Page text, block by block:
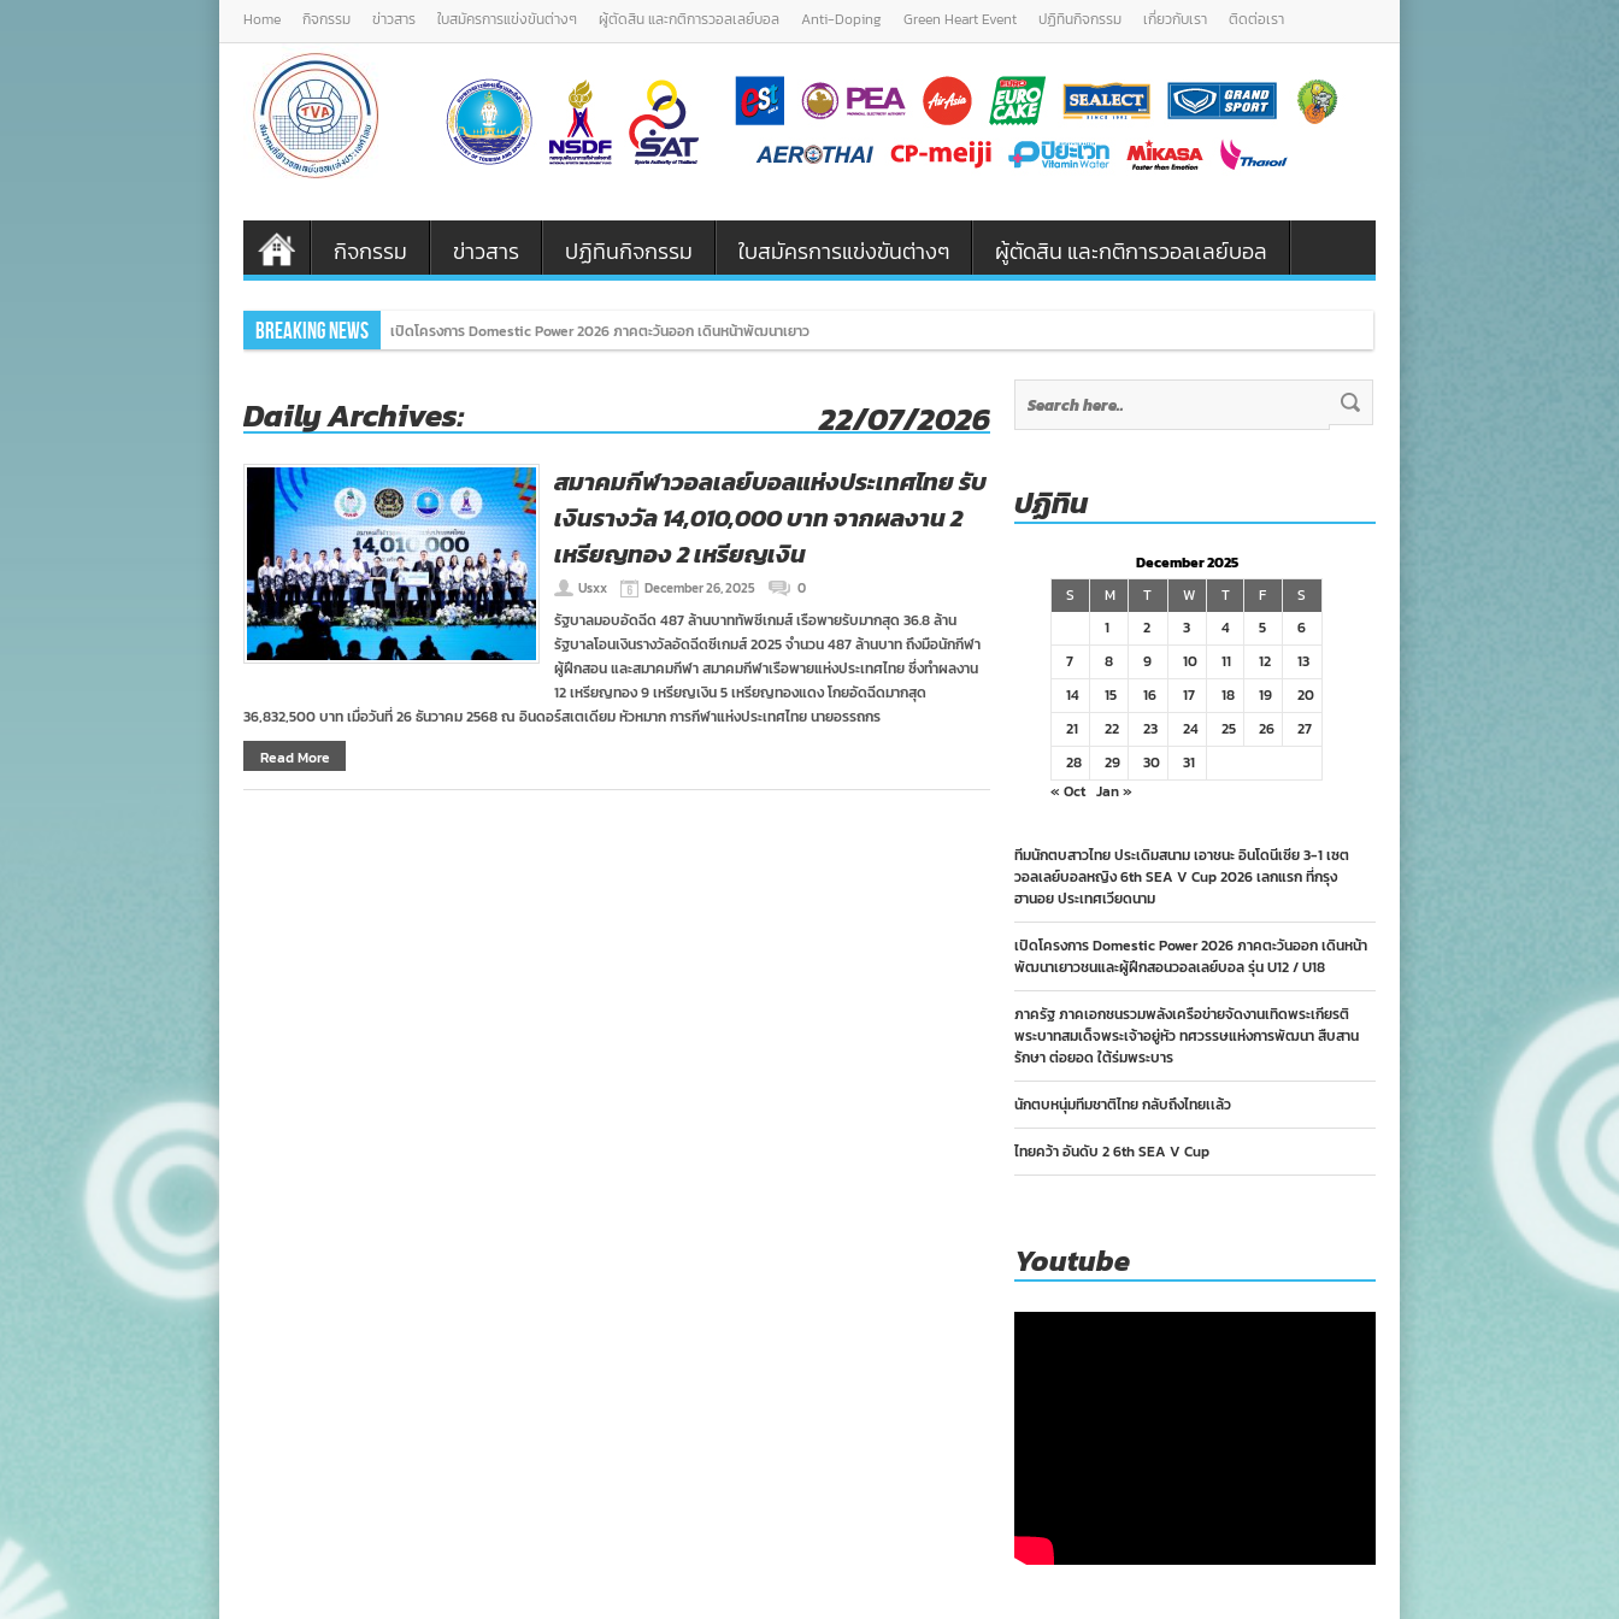
Home กิจกรรม ข่าวสาร ใบสมัครการแข่งขันต่างๆ ผู้ตัดสิน และกติการวอลเลย์บอล Anti-Doping Green Heart Event ปฏิทินกิจกรรม เกี่ยวกับเรา ติดต่อเรา
กิจกรรม ข่าวสาร ปฏิทินกิจกรรม ใบสมัครการแข่งขันต่างๆ ผู้ตัดสิน และกติการวอลเลย์บอล
Breaking News เปิดโครงการ Domestic Power 2026 ภาคตะวันออก เดินหน้าพัฒนาเยาวชนและผู้ฝึกสอนวอลเลย์บอล รุ่น U
Daily Archives: 22/07/2026
สมาคมกีฬาวอลเลย์บอลแห่งประเทศไทย รับ
เงินรางวัล 14,010,000 บาท จากผลงาน 2
เหรียญทอง 2 เหรียญเงิน
Usxx December 26, 2025 0
รัฐบาลมอบอัดฉีด 487 ล้านบาททัพซีเกมส์ เรือพายรับมากสุด 36.8 ล้าน
รัฐบาลโอนเงินรางวัลอัดฉีดซีเกมส์ 2025 จำนวน 487 ล้านบาท ถึงมือนักกีฬา
ผู้ฝึกสอน และสมาคมกีฬา สมาคมกีฬาเรือพายแห่งประเทศไทย ซึ่งทำผลงาน
12 เหรียญทอง 9 เหรียญเงิน 5 เหรียญทองแดง โกยอัดฉีดมากสุด
36,832,500 บาท เมื่อวันที่ 26 ธันวาคม 2568 ณ อินดอร์สเตเดียม หัวหมาก การกีฬาแห่งประเทศไทย นายอรรถกร
Read More
ปฏิทิน
December 2025
S
M T W T F
S
1
2 3 4 5
6
7
8 9 10 11 12
13
14
15 16 17 18 19
20
21
22 23 24 25 26
27
28
29 30
31
« Oct Jan »
ทีมนักตบสาวไทย ประเดิมสนาม เอาชนะ อินโดนีเซีย 3-1 เซต
วอลเลย์บอลหญิง 6th SEA V Cup 2026 เลกแรก ที่กรุง
ฮานอย ประเทศเวียดนาม
เปิดโครงการ Domestic Power 2026 ภาคตะวันออก เดินหน้า
พัฒนาเยาวชนและผู้ฝึกสอนวอลเลย์บอล รุ่น U12 / U18
ภาครัฐ ภาคเอกชนรวมพลังเครือข่ายจัดงานเทิดพระเกียรติ
พระบาทสมเด็จพระเจ้าอยู่หัว ทศวรรษแห่งการพัฒนา สืบสาน
รักษา ต่อยอด ใต้ร่มพระบาร
นักตบหนุ่มทีมชาติไทย กลับถึงไทยเเล้ว
ไทยคว้า อันดับ 2 6th SEA V Cup
Youtube